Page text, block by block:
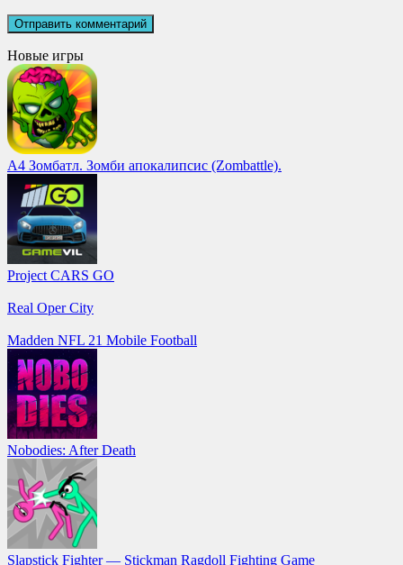
Новые игры
А4 Зомбатл. Зомби апокалипсис (Zombattle).
Project CARS GO
Real Oper City
Madden NFL 21 Mobile Football
Nobodies: After Death
Slapstick Fighter — Stickman Ragdoll Fighting Game